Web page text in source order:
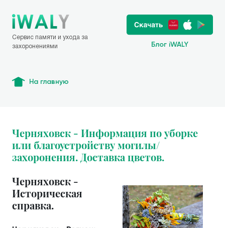
Сервис памяти и ухода за
захоронениями
Блог iWALY
На главную
Черняховск - Информация по уборке
или благоустройству могилы/
захоронения. Доставка цветов.
Черняховск -
Историческая
справка.